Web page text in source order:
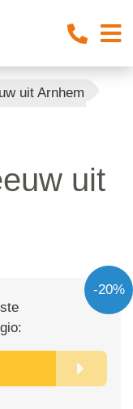
uit Arnhem
uit
-20%